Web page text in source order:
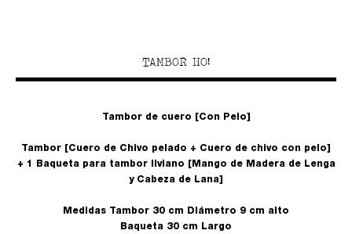
TAMBOR HO!
Tambor de cuero [Con Pelo]
Tambor [Cuero de Chivo pelado + Cuero de chivo con pelo]
+ 1 Baqueta para tambor liviano [Mango de Madera de Lenga
y Cabeza de Lana]
Medidas Tambor 30 cm Diámetro 9 cm alto
Baqueta 30 cm Largo